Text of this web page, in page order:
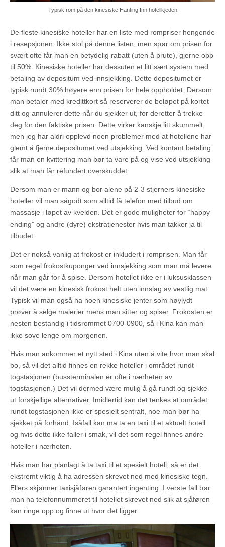
Typisk rom på den kinesiske Hanting Inn hotellkjeden
De fleste kinesiske hoteller har en liste med rompriser hengende
i resepsjonen. Ikke stol på denne listen, men spør om prisen for
svært ofte får man en betydelig rabatt (uten å prute), gjerne opp
til 50%. Kinesiske hoteller har dessuten et litt sært system med
betaling av depositum ved innsjekking. Dette depositumet er
typisk rundt 30% høyere enn prisen for hele oppholdet. Dersom
man betaler med kredittkort så reserverer de beløpet på kortet
ditt og annulerer dette når du sjekker ut, for deretter å trekke
deg for den faktiske prisen. Dette virker kanskje litt skummelt,
men jeg har aldri opplevd noen problemer med at hotellene har
glemt å fjerne depositumet ved utsjekking. Ved kontant betaling
får man en kvittering man bør ta vare på og vise ved utsjekking
slik at man får refundert overskuddet.
Dersom man er mann og bor alene på 2-3 stjerners kinesiske
hoteller vil man sågodt som alltid få telefon med tilbud om
massasje i løpet av kvelden. Det er gode muligheter for “happy
ending” og andre (dyre) ekstratjenester hvis man takker ja til
tilbudet.
Det er nokså vanlig at frokost er inkludert i romprisen. Man får
som regel frokostkuponger ved innsjekking som man må levere
når man går for å spise. Dersom hotellet ikke er i luksusklassen
vil det være en kinesisk frokost helt uten innslag av vestlig mat.
Typisk vil man også ha noen kinesiske jenter som høylydt
prøver å selge malerier mens man sitter og spiser. Frokosten er
nesten bestandig i tidsrommet 0700-0900, så i Kina kan man
ikke sove lenge om morgenen.
Hvis man ankommer et nytt sted i Kina uten å vite hvor man skal
bo, så vil det alltid finnes en rekke hoteller i området rundt
togstasjonen (bussterminalen er ofte i nærheten av
togstasjonen.) Det vil dermed være mulig å gå rundt og sjekke
ut forskjellige alternativer. Imidlertid kan det tenkes at området
rundt togstasjonen ikke er spesielt sentralt, noe man bør ha
sjekket på forhånd. Isåfall kan ma ta en taxi til et aktuelt hotell
og hvis dette ikke faller i smak, vil det som regel finnes andre
hoteller i nærheten.
Hvis man har planlagt å ta taxi til et spesielt hotell, så er det
ekstremt viktig å ha adressen skrevet ned med kinesiske tegn.
Ellers skjønner taxisjåføren garantert ingenting. I verste fall bør
man ha telefonnummeret til hotellet skrevet ned slik at sjåføren
kan ringe opp og finne ut hvor det ligger.